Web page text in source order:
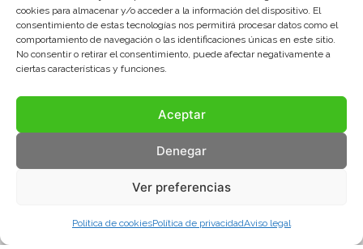
cookies para almacenar y/o acceder a la información del dispositivo. El
consentimiento de estas tecnologías nos permitirá procesar datos como el
comportamiento de navegación o las identificaciones únicas en este sitio.
No consentir o retirar el consentimiento, puede afectar negativamente a
ciertas características y funciones.
Aceptar
Denegar
Ver preferencias
Política de cookiesPolítica de privacidadAviso legal